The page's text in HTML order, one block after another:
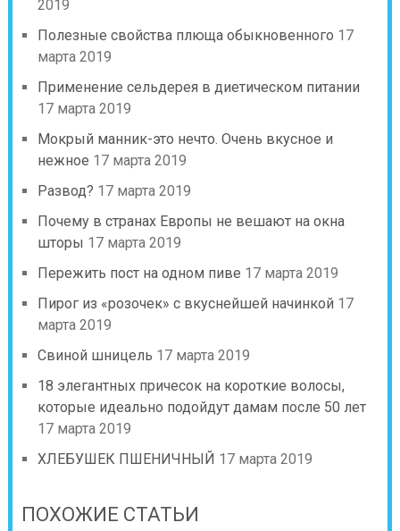
2019
Полезные свойства плюща обыкновенного 17
марта 2019
Применение сельдерея в диетическом питании
17 марта 2019
Мокрый манник-это нечто. Очень вкусное и
нежное 17 марта 2019
Развод? 17 марта 2019
Почему в странах Европы не вешают на окна
шторы 17 марта 2019
Пережить пост на одном пиве 17 марта 2019
Пирог из «розочек» с вкуснейшей начинкой 17
марта 2019
Свиной шницель 17 марта 2019
18 элегантных причесок на короткие волосы,
которые идеально подойдут дамам после 50 лет
17 марта 2019
ХЛЕБУШЕК ПШЕНИЧНЫЙ 17 марта 2019
ПОХОЖИЕ СТАТЬИ